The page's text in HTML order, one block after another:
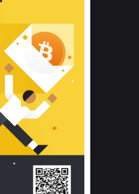
tình trạng kích
trong điều kiện
Bạn có thể tìm hiểu
khoa học về tác
và môi trường
sức khỏe con
(External
toàn diện hơn.
khi lựa chọn
cấp cho phòng
chăn ga gối đệm
cả về thẩm mỹ lẫn
tiêu dùng cần cân
tiêu chí quan trọng